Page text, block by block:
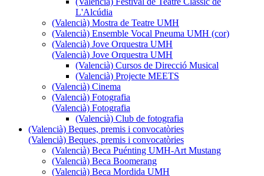
L'Alcúdia
(Valencià) Mostra de Teatre UMH
(Valencià) Ensemble Vocal Pneuma UMH (cor)
(Valencià) Jove Orquestra UMH
(Valencià) Jove Orquestra UMH
(Valencià) Cursos de Direcció Musical
(Valencià) Projecte MEETS
(Valencià) Cinema
(Valencià) Fotografia
(Valencià) Fotografia
(Valencià) Club de fotografia
(Valencià) Beques, premis i convocatòries
(Valencià) Beques, premis i convocatòries
(Valencià) Beca Puénting UMH-Art Mustang
(Valencià) Beca Boomerang
(Valencià) Beca Mordida UMH